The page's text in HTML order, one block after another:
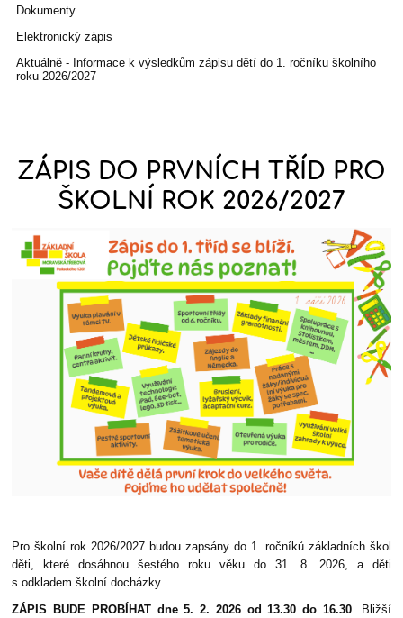
do
1.
ročníku
Dokumenty
Elektronický zápis
Aktuálně - Informace k výsledkům zápisu dětí do 1. ročníku školního
roku 2026/2027
ZÁPIS DO PRVNÍCH TŘÍD PRO
ŠKOLNÍ ROK 2026/2027
Pro školní rok 2026/2027 budou zapsány do 1. ročníků základních škol
děti, které dosáhnou šestého roku věku do 31. 8. 2026, a děti
s odkladem školní docházky.
ZÁPIS BUDE PROBÍHAT dne 5. 2. 2026 od 13.30 do 16.30. Bližší